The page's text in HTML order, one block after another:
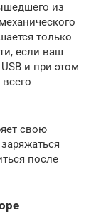
из
только
если ваш
и при этом
свою
после